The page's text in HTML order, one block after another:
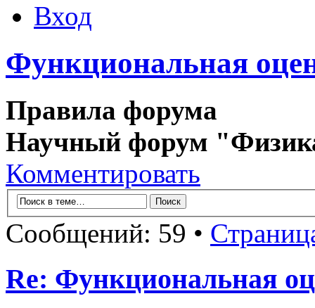
Вход
Функциональная
Правила форума
Научный форум
Комментировать
Сообщений: 59 •
Re: Функциональная